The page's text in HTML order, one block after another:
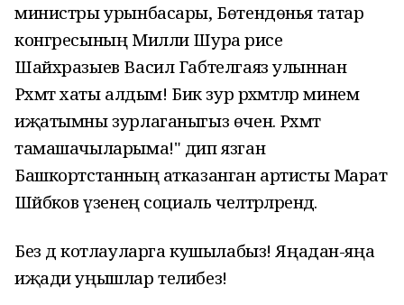
министры урынбасары, Бөтендөнья татар
конгресының Милли Шура рәисе
Шайхразыев Васил Габтелгаяз улыннан
Рәхмәт хаты алдым! Бик зур рәхмәтләр минем
иҗатымны зурлаганыгыз өчен. Рәхмәт
тамашачыларыма!" дип язган
Башкортстанның атказанган артисты Марат
Шәйбәков үзенең социаль челтәрләрендә.
Без дә котлауларга кушылабыз! Яңадан-яңа
иҗади уңышлар телибез!